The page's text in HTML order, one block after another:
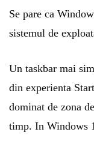
Se pare ca
sistemul de
Un taskbar mai
din experienta
dominat de zona
timp. In Windows